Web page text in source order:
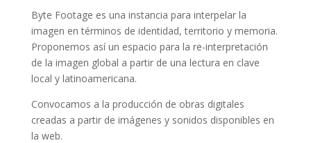
Byte Footage es una instancia para interpelar la
imagen en términos de identidad, territorio y memoria.
Proponemos así un espacio para la re-interpretación
de la imagen global a partir de una lectura en clave
local y latinoamericana.
Convocamos a la producción de obras digitales
creadas a partir de imágenes y sonidos disponibles en
la web.